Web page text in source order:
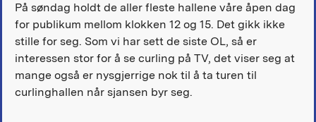
På søndag holdt de aller fleste hallene våre åpen dag
for publikum mellom klokken 12 og 15. Det gikk ikke
stille for seg. Som vi har sett de siste OL, så er
interessen stor for å se curling på TV, det viser seg at
mange også er nysgjerrige nok til å ta turen til
curlinghallen når sjansen byr seg.